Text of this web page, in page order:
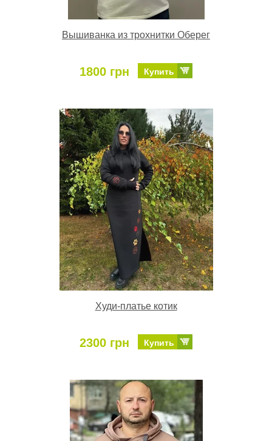
Вышиванка из трохнитки Оберег
1800 грн Купить
Худи-платье котик
2300 грн Купить